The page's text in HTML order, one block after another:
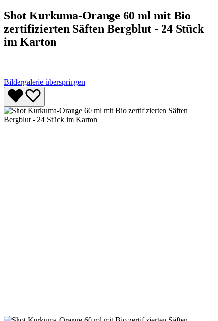
Shot Kurkuma-Orange 60 ml mit Bio
zertifizierten Säften Bergblut - 24 Stück
im Karton
Bildergalerie überspringen